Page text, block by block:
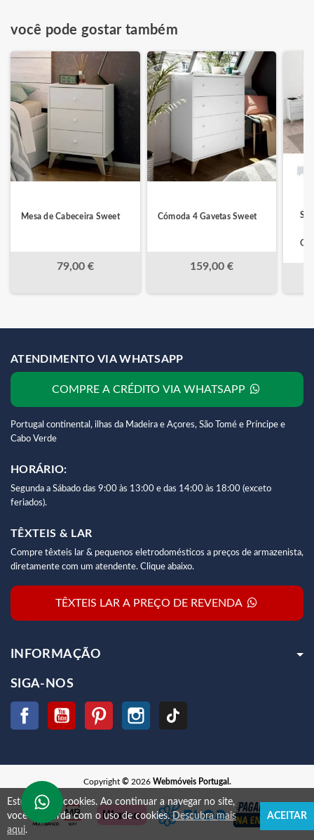
você pode gostar também
Mesa de Cabeceira Sweet
79,00 €
Cómoda 4 Gavetas Sweet
159,00 €
ATENDIMENTO VIA WHATSAPP
COMPRE A CRÉDITO VIA WHATSAPP
Portugal continental, ilhas da Madeira e Açores, São Tomé e Príncipe e
Cabo Verde
HORÁRIO:
Segunda a Sábado das 9:00 às 13:00 e das 14:00 às 18:00 (exceto
feriados).
TÊXTEIS & LAR
Compre têxteis lar & pequenos eletrodomésticos a preços de armazenista,
diretamente com um atendente. Clique abaixo.
TÊXTEIS LAR A PREÇO DE REVENDA
INFORMAÇÃO
SIGA-NOS
Facebook YouTube Pinterest Instagram
Copyright ©2026 Webmóveis Portugal.
Este site usa cookies. Ao continuar a navegar no site,
você concorda com o uso de cookies.Descubra mais
aqui.
ACEITAR